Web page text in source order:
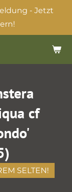
- Jetzt
cf
SELTEN!